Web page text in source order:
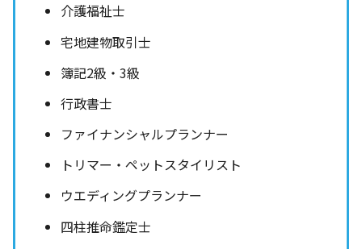
介護福祉士
宅地建物取引士
簿記2級・3級
行政書士
ファイナンシャルプランナー
トリマー・ペットスタイリスト
ウエディングプランナー
四柱推命鑑定士